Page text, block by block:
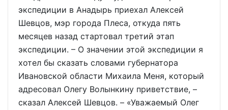
экспедиции в Анадырь приехал Алексей
Шевцов, мэр города Плеса, откуда пять
месяцев назад стартовал третий этап
экспедиции. – О значении этой экспедиции я
хотел бы сказать словами губернатора
Ивановской области Михаила Меня, который
адресовал Олегу Волынкину приветствие, –
сказал Алексей Шевцов. – «Уважаемый Олег